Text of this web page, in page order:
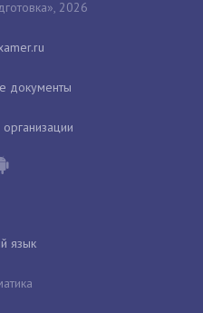
2026
документы
язык